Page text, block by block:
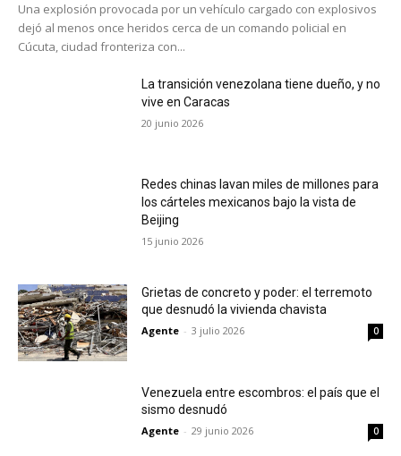
Una explosión provocada por un vehículo cargado con explosivos
dejó al menos once heridos cerca de un comando policial en
Cúcuta, ciudad fronteriza con...
La transición venezolana tiene dueño, y no
vive en Caracas
20 junio 2026
Redes chinas lavan miles de millones para
los cárteles mexicanos bajo la vista de
Beijing
15 junio 2026
Grietas de concreto y poder: el terremoto
que desnudó la vivienda chavista
Agente - 3 julio 2026 0
Venezuela entre escombros: el país que el
sismo desnudó
Agente - 29 junio 2026 0